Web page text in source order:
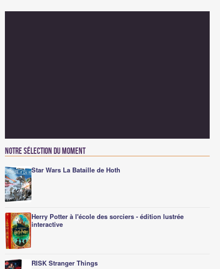
Notre sélection du moment
Star Wars La Bataille de Hoth
Herry Potter à l'école des sorciers - édition lustrée
interactive
RISK Stranger Things